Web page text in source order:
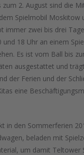
zum 2. August sind die
Spielmobil Moskitow
immer zwei bis drei
und 18 Uhr an einem
Es ist vom Ball bis
ausgestattet und
der Ferien und der
eine
in den Sommerferien
beladen mit
um damit Teltower